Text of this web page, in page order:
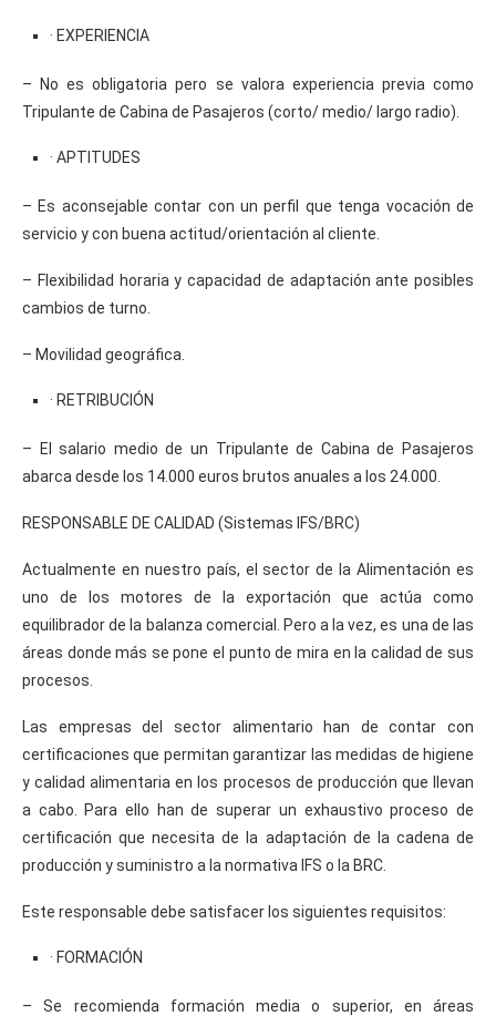
· EXPERIENCIA
– No es obligatoria pero se valora experiencia previa como
Tripulante de Cabina de Pasajeros (corto/ medio/ largo radio).
· APTITUDES
– Es aconsejable contar con un perfil que tenga vocación de
servicio y con buena actitud/orientación al cliente.
– Flexibilidad horaria y capacidad de adaptación ante posibles
cambios de turno.
– Movilidad geográfica.
· RETRIBUCIÓN
– El salario medio de un Tripulante de Cabina de Pasajeros
abarca desde los 14.000 euros brutos anuales a los 24.000.
RESPONSABLE DE CALIDAD (Sistemas IFS/BRC)
Actualmente en nuestro país, el sector de la Alimentación es
uno de los motores de la exportación que actúa como
equilibrador de la balanza comercial. Pero a la vez, es una de las
áreas donde más se pone el punto de mira en la calidad de sus
procesos.
Las empresas del sector alimentario han de contar con
certificaciones que permitan garantizar las medidas de higiene
y calidad alimentaria en los procesos de producción que llevan
a cabo. Para ello han de superar un exhaustivo proceso de
certificación que necesita de la adaptación de la cadena de
producción y suministro a la normativa IFS o la BRC.
Este responsable debe satisfacer los siguientes requisitos:
· FORMACIÓN
– Se recomienda formación media o superior, en áreas